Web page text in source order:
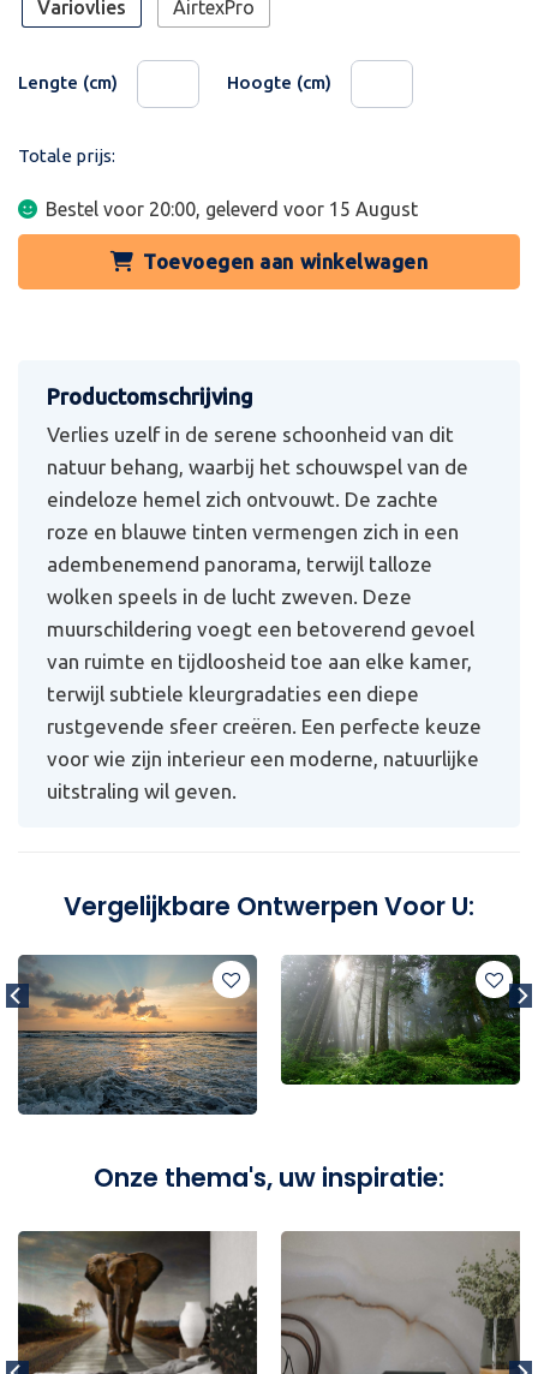
Variovlies AirtexPro
Lengte (cm) Hoogte (cm)
Totale prijs:
Bestel voor 20:00, geleverd voor 15 August
Toevoegen aan winkelwagen
Verlies uzelf in de serene schoonheid van dit
natuur behang, waarbij het schouwspel van de
eindeloze hemel zich ontvouwt. De zachte
roze en blauwe tinten vermengen zich in een
adembenemend panorama, terwijl talloze
wolken speels in de lucht zweven. Deze
muurschildering voegt een betoverend gevoel
van ruimte en tijdloosheid toe aan elke kamer,
terwijl subtiele kleurgradaties een diepe
rustgevende sfeer creëren. Een perfecte keuze
voor wie zijn interieur een moderne, natuurlijke
uitstraling wil geven.
Vergelijkbare Ontwerpen Voor U:
Onze thema's, uw inspiratie: